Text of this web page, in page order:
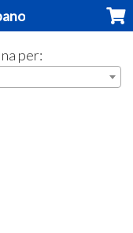
per: